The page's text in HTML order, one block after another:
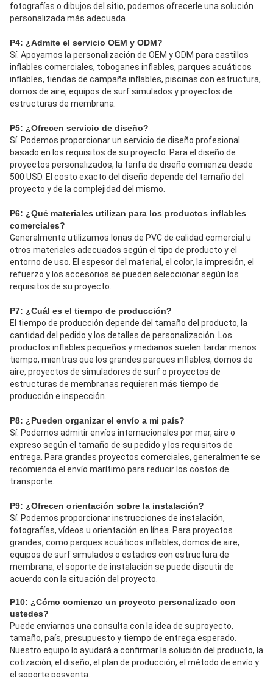
fotografías o dibujos del sitio, podemos ofrecerle una solución
personalizada más adecuada.
P4: ¿Admite el servicio OEM y ODM?
Sí. Apoyamos la personalización de OEM y ODM para castillos
inflables comerciales, toboganes inflables, parques acuáticos
inflables, tiendas de campaña inflables, piscinas con estructura,
domos de aire, equipos de surf simulados y proyectos de
estructuras de membrana.
P5: ¿Ofrecen servicio de diseño?
Sí. Podemos proporcionar un servicio de diseño profesional
basado en los requisitos de su proyecto. Para el diseño de
proyectos personalizados, la tarifa de diseño comienza desde
500 USD. El costo exacto del diseño depende del tamaño del
proyecto y de la complejidad del mismo.
P6: ¿Qué materiales utilizan para los productos inflables
comerciales?
Generalmente utilizamos lonas de PVC de calidad comercial u
otros materiales adecuados según el tipo de producto y el
entorno de uso. El espesor del material, el color, la impresión, el
refuerzo y los accesorios se pueden seleccionar según los
requisitos de su proyecto.
P7: ¿Cuál es el tiempo de producción?
El tiempo de producción depende del tamaño del producto, la
cantidad del pedido y los detalles de personalización. Los
productos inflables pequeños y medianos suelen tardar menos
tiempo, mientras que los grandes parques inflables, domos de
aire, proyectos de simuladores de surf o proyectos de
estructuras de membranas requieren más tiempo de
producción e inspección.
P8: ¿Pueden organizar el envío a mi país?
Sí. Podemos admitir envíos internacionales por mar, aire o
expreso según el tamaño de su pedido y los requisitos de
entrega. Para grandes proyectos comerciales, generalmente se
recomienda el envío marítimo para reducir los costos de
transporte.
P9: ¿Ofrecen orientación sobre la instalación?
Sí. Podemos proporcionar instrucciones de instalación,
fotografías, vídeos u orientación en línea. Para proyectos
grandes, como parques acuáticos inflables, domos de aire,
equipos de surf simulados o estadios con estructura de
membrana, el soporte de instalación se puede discutir de
acuerdo con la situación del proyecto.
P10: ¿Cómo comienzo un proyecto personalizado con
ustedes?
Puede enviarnos una consulta con la idea de su proyecto,
tamaño, país, presupuesto y tiempo de entrega esperado.
Nuestro equipo lo ayudará a confirmar la solución del producto, la
cotización, el diseño, el plan de producción, el método de envío y
el soporte posventa.